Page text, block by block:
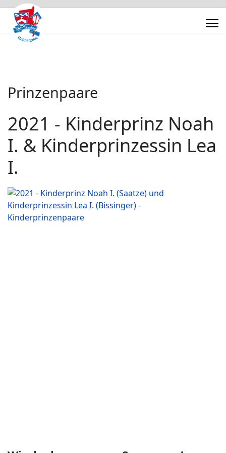
Prinzenpaare
2021 - Kinderprinz Noah
I. & Kinderprinzessin Lea
I.